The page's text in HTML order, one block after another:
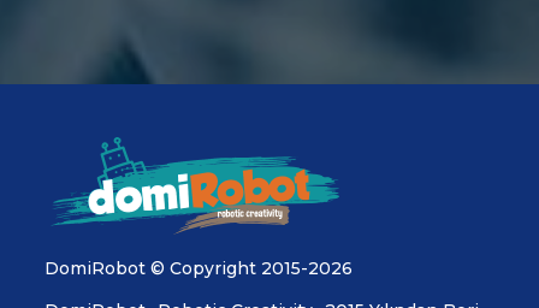
DomiRobot © Copyright 2015-2026